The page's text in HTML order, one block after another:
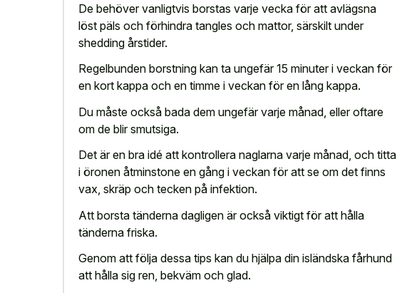
De behöver vanligtvis borstas varje vecka för att avlägsna
löst päls och förhindra tangles och mattor, särskilt under
shedding årstider.
Regelbunden borstning kan ta ungefär 15 minuter i veckan för
en kort kappa och en timme i veckan för en lång kappa.
Du måste också bada dem ungefär varje månad, eller oftare
om de blir smutsiga.
Det är en bra idé att kontrollera naglarna varje månad, och titta
i öronen åtminstone en gång i veckan för att se om det finns
vax, skräp och tecken på infektion.
Att borsta tänderna dagligen är också viktigt för att hålla
tänderna friska.
Genom att följa dessa tips kan du hjälpa din isländska fårhund
att hålla sig ren, bekväm och glad.